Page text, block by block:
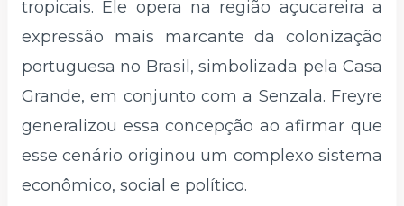
tropicais. Ele opera na região açucareira a
expressão mais marcante da colonização
portuguesa no Brasil, simbolizada pela Casa
Grande, em conjunto com a Senzala. Freyre
generalizou essa concepção ao afirmar que
esse cenário originou um complexo sistema
econômico, social e político.